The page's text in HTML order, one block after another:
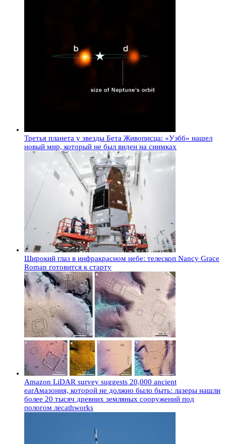
Третья планета у звезды Бета Живописца: «Уэбб» нашел
новый мир, который не был виден на снимках
Широкий глаз в инфракрасном небе: телескоп Nancy Grace
Roman готовится к старту
Amazon LiDAR survey suggests 20,000 ancient
earАмазония, которой не должно было быть: лазеры нашли
более 20 тысяч древних земляных сооружений под
пологом лесаthworks